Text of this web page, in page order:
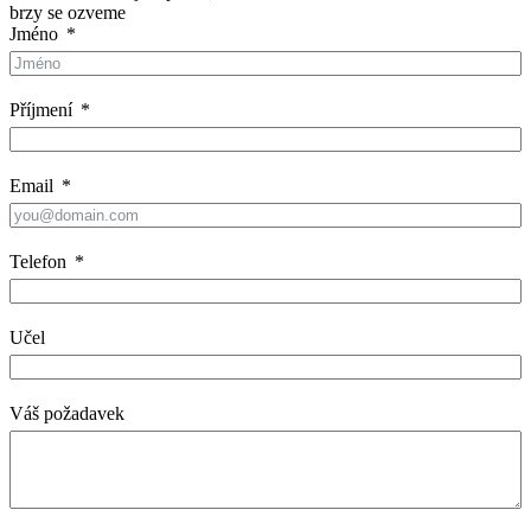
brzy se ozveme
Jméno
Příjmení
Email
Telefon
Učel
Váš požadavek